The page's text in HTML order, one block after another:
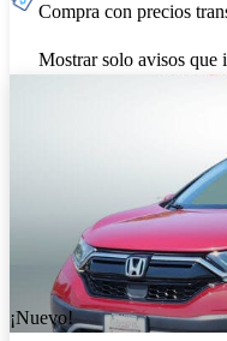
Compra con precios
Mostrar solo avisos que
¡Nuevo!